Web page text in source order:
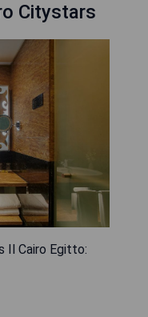
Citystars
Il Cairo Egitto: